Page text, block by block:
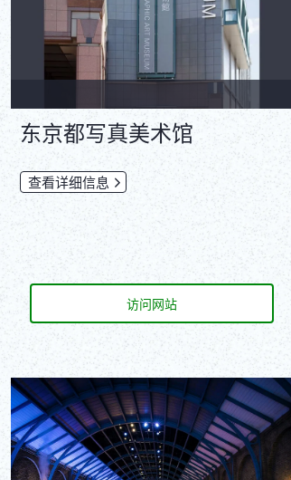
东京都写真美术馆
查看详细信息
访问网站